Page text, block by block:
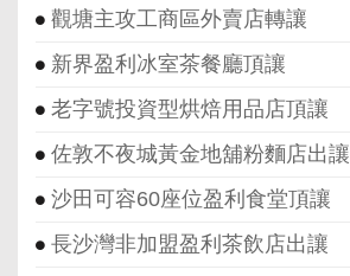
觀塘主攻工商區外賣店轉讓
新界盈利冰室茶餐廳頂讓
老字號投資型烘焙用品店頂讓
佐敦不夜城黃金地舖粉麵店出讓
沙田可容60座位盈利食堂頂讓
長沙灣非加盟盈利茶飲店出讓